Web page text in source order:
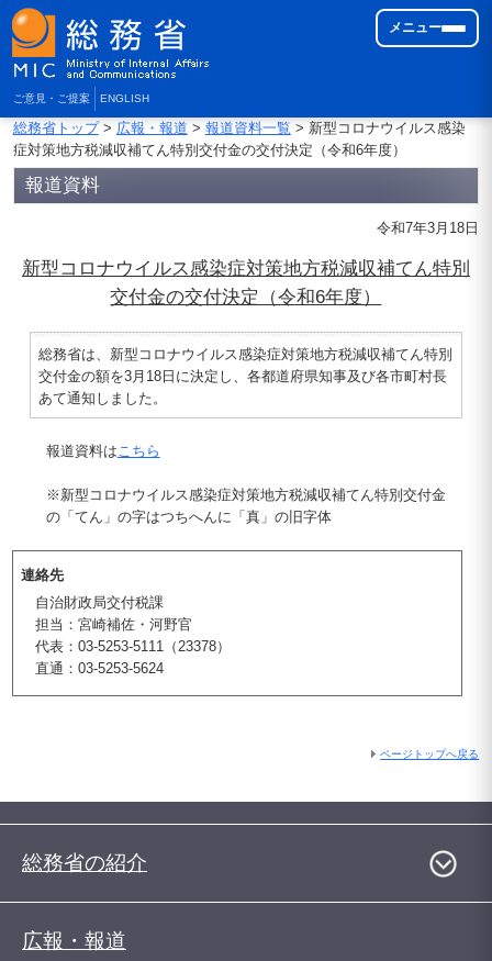
ご意見・ご提案 ENGLISH
メニュー
総務省トップ> 広報・報道 > 報道資料一覧> 新型コロナウイルス感染
症対策地方税減収補てん特別交付金の交付決定（令和6年度）
報道資料
令和7年3月18日
新型コロナウイルス感染症対策地方税減収補てん特別
交付金の交付決定（令和6年度）
総務省は、新型コロナウイルス感染症対策地方税減収補てん特別
交付金の額を3月18日に決定し、各都道府県知事及び各市町村長
あて通知しました。
報道資料はこちら
※新型コロナウイルス感染症対策地方税減収補てん特別交付金
の「てん」の字はつちへんに「真」の旧字体
連絡先
自治財政局交付税課
担当：宮崎補佐・河野官
代表：03-5253-5111（23378）
直通：03-5253-5624
ページトップへ戻る
総務省の紹介
広報・報道